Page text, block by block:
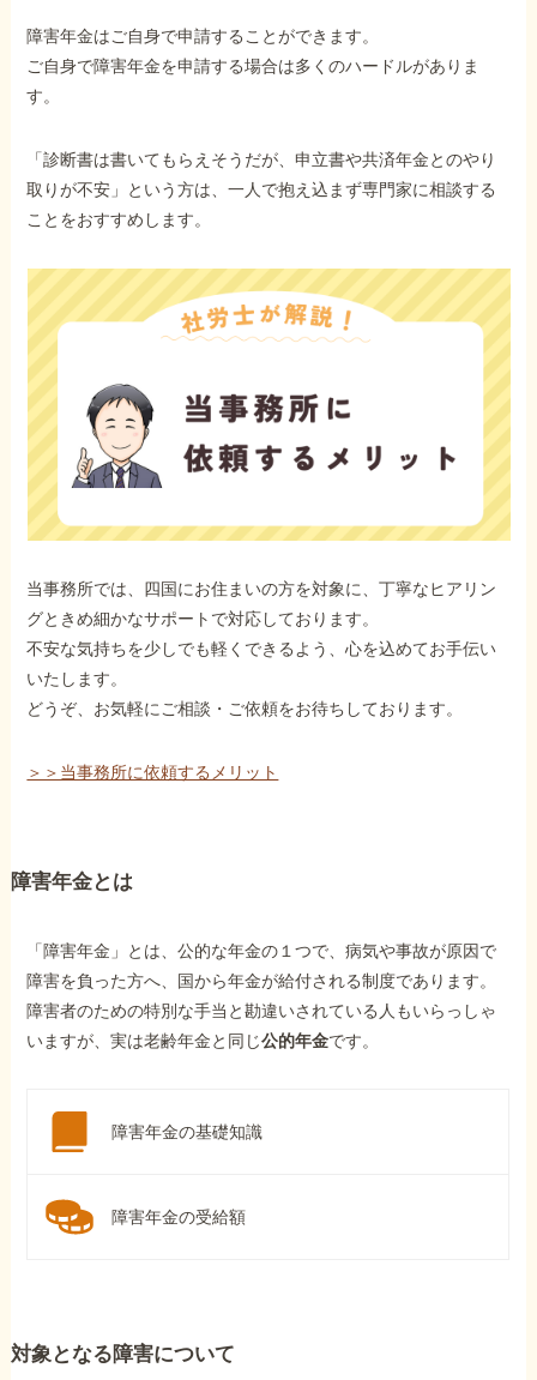
障害年金はご自身で申請することができます。
ご自身で障害年金を申請する場合は多くのハードルがありま
す。
「診断書は書いてもらえそうだが、申立書や共済年金とのやり
取りが不安」という方は、一人で抱え込まず専門家に相談する
ことをおすすめします。
当事務所では、四国にお住まいの方を対象に、丁寧なヒアリン
グときめ細かなサポートで対応しております。
不安な気持ちを少しでも軽くできるよう、心を込めてお手伝い
いたします。
どうぞ、お気軽にご相談・ご依頼をお待ちしております。
＞＞当事務所に依頼するメリット
障害年金とは
「障害年金」とは、公的な年金の１つで、病気や事故が原因で
障害を負った方へ、国から年金が給付される制度であります。
障害者のための特別な手当と勘違いされている人もいらっしゃ
いますが、実は老齢年金と同じ公的年金です。
障害年金の基礎知識
障害年金の受給額
対象となる障害について